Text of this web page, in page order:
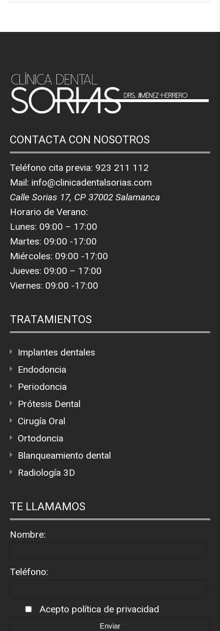
CONTACTA CON NOSOTROS
Teléfono cita previa: 923 211 112
Mail: info@clinicadentalsorias.com
Calle Sorias 17, CP 37002 Salamanca
Horario de Verano:
Lunes: 09:00 – 17:00
Martes: 09:00 -17:00
Miércoles: 09:00 -17:00
Jueves: 09:00 – 17:00
Viernes: 09:00 -17:00
TRATAMIENTOS
Implantes dentales
Endodoncia
Periodoncia
Prótesis Dental
Cirugía Oral
Ortodoncia
Blanqueamiento dental
Radiología 3D
TE LLAMAMOS
Nombre:
Teléfono:
Acepto política de privacidad